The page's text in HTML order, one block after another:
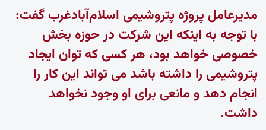
مدیرعامل پروژه پتروشیمی اسلام‌آبادغرب گفت:
با توجه به اینکه این شرکت در حوزه بخش
خصوصی خواهد بود، هر کسی که توان ایجاد
پتروشیمی را داشته باشد می تواند این کار را
انجام دهد و مانعی برای او وجود نخواهد
داشت.